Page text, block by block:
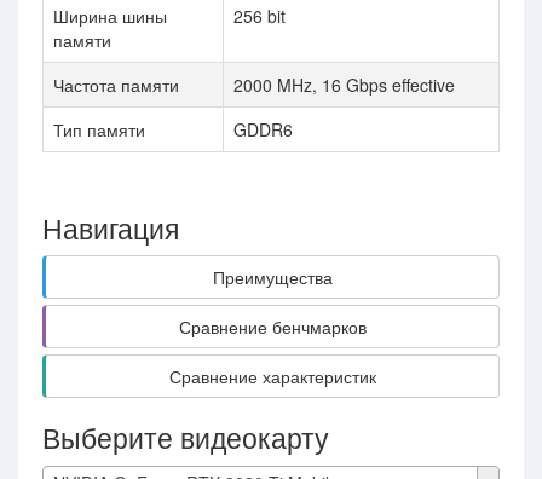
Ширина шины
памяти
256 bit
Частота памяти
2000 MHz, 16 Gbps effective
Тип памяти
GDDR6
Навигация
Преимущества
Сравнение бенчмарков
Сравнение характеристик
Выберите видеокарту